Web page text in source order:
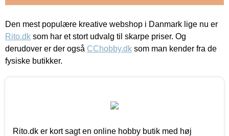
Den mest populære kreative webshop i Danmark lige nu er
Rito.dk som har et stort udvalg til skarpe priser. Og
derudover er der også CChobby.dk som man kender fra de
fysiske butikker.
Rito.dk er kort sagt en online hobby butik med høj